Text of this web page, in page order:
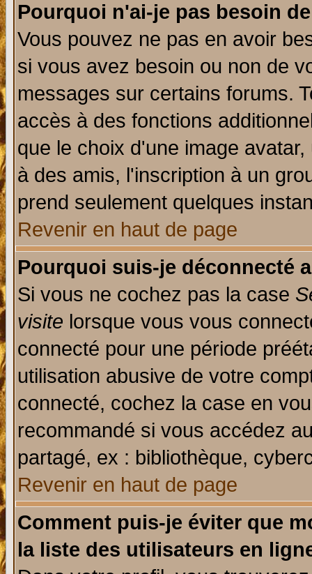
Pourquoi n'ai-je pas besoin
Vous pouvez ne pas en avoir
si vous avez besoin ou non de
messages sur certains forums.
accès à des fonctions
que le choix d'une image
à des amis, l'inscription à un
prend seulement quelques
Revenir en haut de page
Pourquoi suis-je déconnecté
Si vous ne cochez pas la case
visite lorsque vous vous
connecté pour une période
utilisation abusive de votre
connecté, cochez la case en
recommandé si vous accédez
partagé, ex : bibliothèque,
Revenir en haut de page
Comment puis-je éviter que
la liste des utilisateurs en